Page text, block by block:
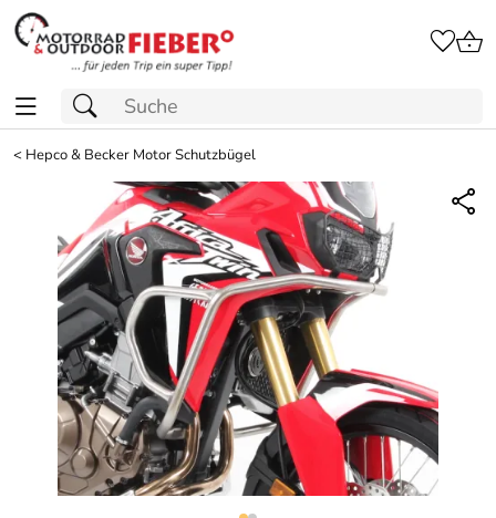
< Hepco & Becker Motor Schutzbügel